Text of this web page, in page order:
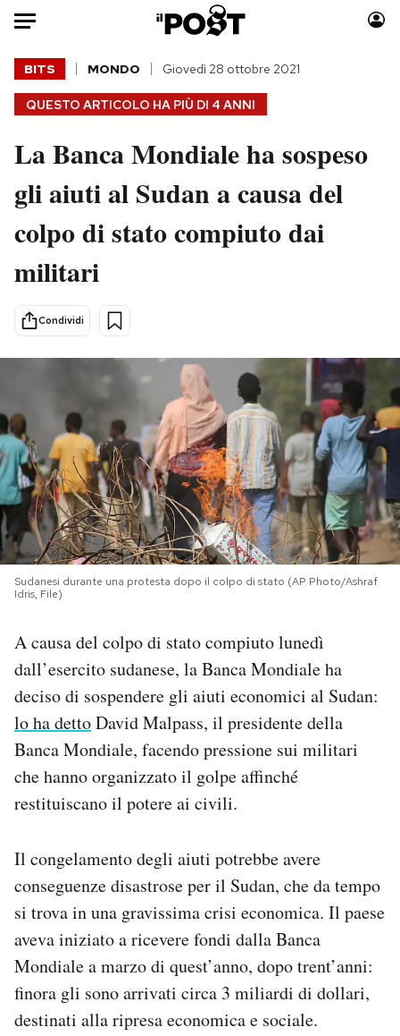
Auto
HOME
Italia
Politica
Tecnologia
Scienza
Cultura
Economia
Sport
Moda
Consumismi
Storie/Idee
Ok Boomer!
Mondiali calcio 2026
PODCAST
NEWSLETTER
I MIEI PREFERITI
CALENDARIO
AREA PERSONALE
Area Personale
Notifiche mobile
Hai bisogno di aiuto?
Esci
QUESTO ARTICOLO HA PIÙ DI 4 ANNI
BITS MONDO Giovedì 28 ottobre 2021
La Banca Mondiale ha sospeso
gli aiuti al Sudan a causa del
colpo di stato compiuto dai
militari
Condividi
Sudanesi durante una protesta dopo il colpo di stato (AP Photo/Ashraf
Idris, File)
A causa del colpo di stato compiuto lunedì
dall’esercito sudanese, la Banca Mondiale ha
deciso di sospendere gli aiuti economici al Sudan:
lo ha dettoDavid Malpass, il presidente della
Banca Mondiale, facendo pressione sui militari
che hanno organizzato il golpe affinché
restituiscano il potere ai civili.
Il congelamento degli aiuti potrebbe avere
conseguenze disastrose per il Sudan, che da tempo
si trova in una gravissima crisi economica. Il paese
aveva iniziato a ricevere fondi dalla Banca
Mondiale a marzo di quest’anno, dopo trent’anni:
finora gli sono arrivati circa 3 miliardi di dollari,
destinati alla ripresa economica e sociale.